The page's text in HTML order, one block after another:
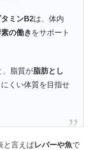
タミンB2は、体内
の働き をサポート
、脂質が脂肪とし
くい体質を目指せ
と言えばレバーや魚で